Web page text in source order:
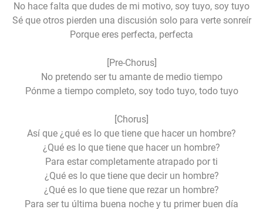
No hace falta que dudes de mi motivo, soy tuyo, soy tuyo
Sé que otros pierden una discusión solo para verte sonreír
Porque eres perfecta, perfecta
[Pre-Chorus]
No pretendo ser tu amante de medio tiempo
Pónme a tiempo completo, soy todo tuyo, todo tuyo
[Chorus]
Así que ¿qué es lo que tiene que hacer un hombre?
¿Qué es lo que tiene que hacer un hombre?
Para estar completamente atrapado por ti
¿Qué es lo que tiene que decir un hombre?
¿Qué es lo que tiene que rezar un hombre?
Para ser tu última buena noche y tu primer buen día